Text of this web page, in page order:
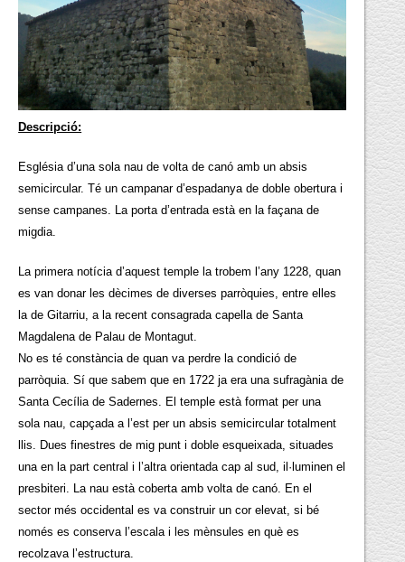
Descripció:
Església d’una sola nau de volta de canó amb un absis
semicircular. Té un campanar d’espadanya de doble obertura i
sense campanes. La porta d’entrada està en la façana de
migdia.
La primera notícia d’aquest temple la trobem l’any 1228, quan
es van donar les dècimes de diverses parròquies, entre elles
la de Gitarriu, a la recent consagrada capella de Santa
Magdalena de Palau de Montagut.
No es té constància de quan va perdre la condició de
parròquia. Sí que sabem que en 1722 ja era una sufragània de
Santa Cecília de Sadernes. El temple està format per una
sola nau, capçada a l’est per un absis semicircular totalment
llis. Dues finestres de mig punt i doble esqueixada, situades
una en la part central i l’altra orientada cap al sud, il·luminen el
presbiteri. La nau està coberta amb volta de canó. En el
sector més occidental es va construir un cor elevat, si bé
només es conserva l’escala i les mènsules en què es
recolzava l’estructura.